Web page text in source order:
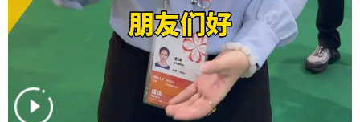
山东 河南 湖北 湖南
广西 海南 重庆
四川 贵州 云南